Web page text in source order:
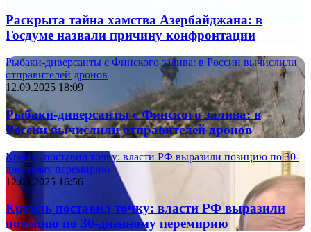
Раскрыта тайна хамства Азербайджана: в
Госдуме назвали причину конфронтации
Рыбаки-диверсанты с Финского залива: в России вычислили
отправителей дронов
12.09.2025 18:09
Рыбаки-диверсанты с Финского залива: в
России вычислили отправителей дронов
Кремль поставил точку: власти РФ выразили позицию по 30-
дневному перемирию
12.03.2025 16:56
Кремль поставил точку: власти РФ выразили
позицию по 30-дневному перемирию